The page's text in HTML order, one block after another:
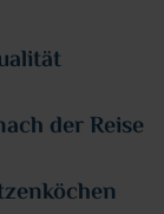
der Reise